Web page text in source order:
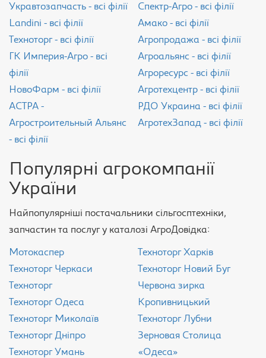
Укравтозапчасть - всі філії
Landini - всі філії
Техноторг - всі філії
ГК Империя-Агро - всі
філії
НовоФарм - всі філії
АСТРА -
Агростроительный Альянс
- всі філії
Спектр-Агро - всі філії
Амако - всі філії
Агропродажа - всі філії
Агроальянс - всі філії
Агроресурс - всі філії
Агротехцентр - всі філії
РДО Украина - всі філії
АгротехЗапад - всі філії
Популярні агрокомпанії
України
Найпопулярніші постачальники сільгосптехніки,
запчастин та послуг у каталозі АгроДовідка:
Мотокаспер
Техноторг Черкаси
Техноторг
Техноторг Одеса
Техноторг Миколаїв
Техноторг Дніпро
Техноторг Умань
Техноторг Харків
Техноторг Новий Буг
Червона зирка
Кропивницький
Техноторг Лубни
Зерновая Столица
«Одеса»